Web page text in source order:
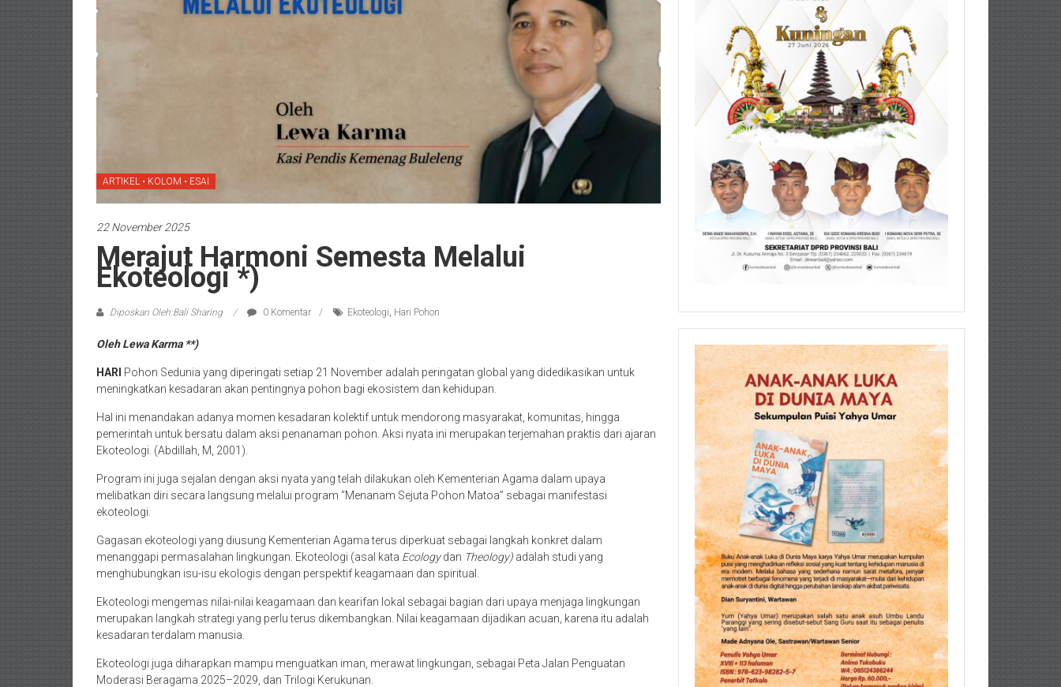
ARTIKEL • KOLOM • ESAI
22 November 2025
Merajut Harmoni Semesta Melalui
Ekoteologi *)
Diposkan Oleh:Bali Sharing 0 Komentar Ekoteologi, Hari Pohon
Oleh Lewa Karma **)
HARI Pohon Sedunia yang diperingati setiap 21 November adalah peringatan global yang didedikasikan untuk
meningkatkan kesadaran akan pentingnya pohon bagi ekosistem dan kehidupan.
Hal ini menandakan adanya momen kesadaran kolektif untuk mendorong masyarakat, komunitas, hingga
pemerintah untuk bersatu dalam aksi penanaman pohon. Aksi nyata ini merupakan terjemahan praktis dari ajaran
Ekoteologi. (Abdillah, M, 2001).
Program ini juga sejalan dengan aksi nyata yang telah dilakukan oleh Kementerian Agama dalam upaya
melibatkan diri secara langsung melalui program “Menanam Sejuta Pohon Matoa” sebagai manifestasi
ekoteologi.
Gagasan ekoteologi yang diusung Kementerian Agama terus diperkuat sebagai langkah konkret dalam
menanggapi permasalahan lingkungan. Ekoteologi (asal kata Ecologydan Theology) adalah studi yang
menghubungkan isu-isu ekologis dengan perspektif keagamaan dan spiritual.
Ekoteologi mengemas nilai-nilai keagamaan dan kearifan lokal sebagai bagian dari upaya menjaga lingkungan
merupakan langkah strategi yang perlu terus dikembangkan. Nilai keagamaan dijadikan acuan, karena itu adalah
kesadaran terdalam manusia.
Ekoteologi juga diharapkan mampu menguatkan iman, merawat lingkungan, sebagai Peta Jalan Penguatan
Moderasi Beragama 2025–2029, dan Trilogi Kerukunan.